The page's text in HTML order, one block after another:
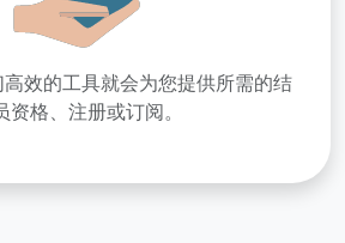
效的工具就会为您提供所需的结
格、注册或订阅。